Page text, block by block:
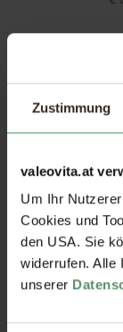
Zustimmung
valeovita.at
Um Ihr
Cookies und
den USA. Sie
widerrufen. Alle
unserer
€